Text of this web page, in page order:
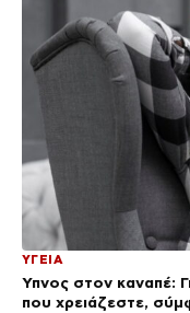
ΥΓΕΙΑ
Ύπνος στον καναπέ:
που χρειάζεστε,